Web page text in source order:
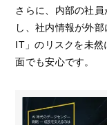
さらに、内部の社
し、社内情報が外
IT」のリスクを未
面でも安心です。